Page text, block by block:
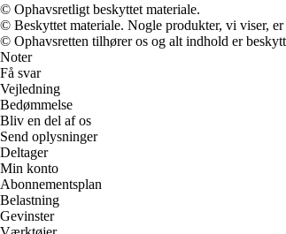
© Ophavsretligt beskyttet materiale.
© Beskyttet materiale. Nogle produkter, vi viser,
© Ophavsretten tilhører os og alt indhold er
Noter
Få svar
Vejledning
Bedømmelse
Bliv en del af os
Send oplysninger
Deltager
Min konto
Abonnementsplan
Belastning
Gevinster